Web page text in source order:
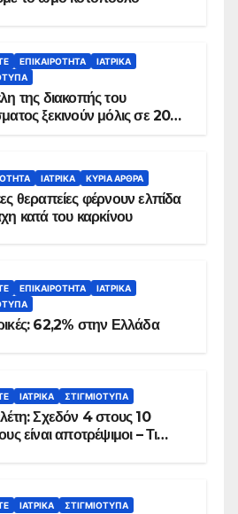
ΕΠΙΚΑΙΡΌΤΗΤΑ
ΙΑΤΡΙΚΆ
της διακοπής του
ξεκινούν μόλις σε 20
ΙΑΤΡΙΚΆ ΚΥΡΙΑ ΑΡΘΡΑ
θεραπείες φέρνουν ελπίδα
κατά του καρκίνου
ΕΠΙΚΑΙΡΌΤΗΤΑ
ΙΑΤΡΙΚΆ
62,2% στην Ελλάδα
ΙΑΤΡΙΚΆ ΣΤΙΓΜΙΌΤΥΠΑ
Σχεδόν 4 στους 10
είναι αποτρέψιμοι – Τι
ΙΑΤΡΙΚΆ ΣΤΙΓΜΙΌΤΥΠΑ